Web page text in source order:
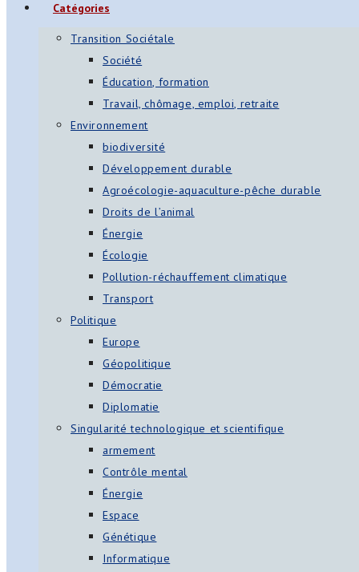
Catégories
Transition Sociétale
Société
Éducation, formation
Travail, chômage, emploi, retraite
Environnement
biodiversité
Développement durable
Agroécologie-aquaculture-pêche durable
Droits de l’animal
Énergie
Écologie
Pollution-réchauffement climatique
Transport
Politique
Europe
Géopolitique
Démocratie
Diplomatie
Singularité technologique et scientifique
armement
Contrôle mental
Énergie
Espace
Génétique
Informatique